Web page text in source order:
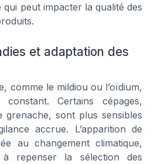
peut impacter la qualité des
et adaptation des
comme le mildiou ou l’oïdium,
Certains cépages,
sont plus sensibles
accrue. L’apparition de
au changement climatique,
repenser la sélection des